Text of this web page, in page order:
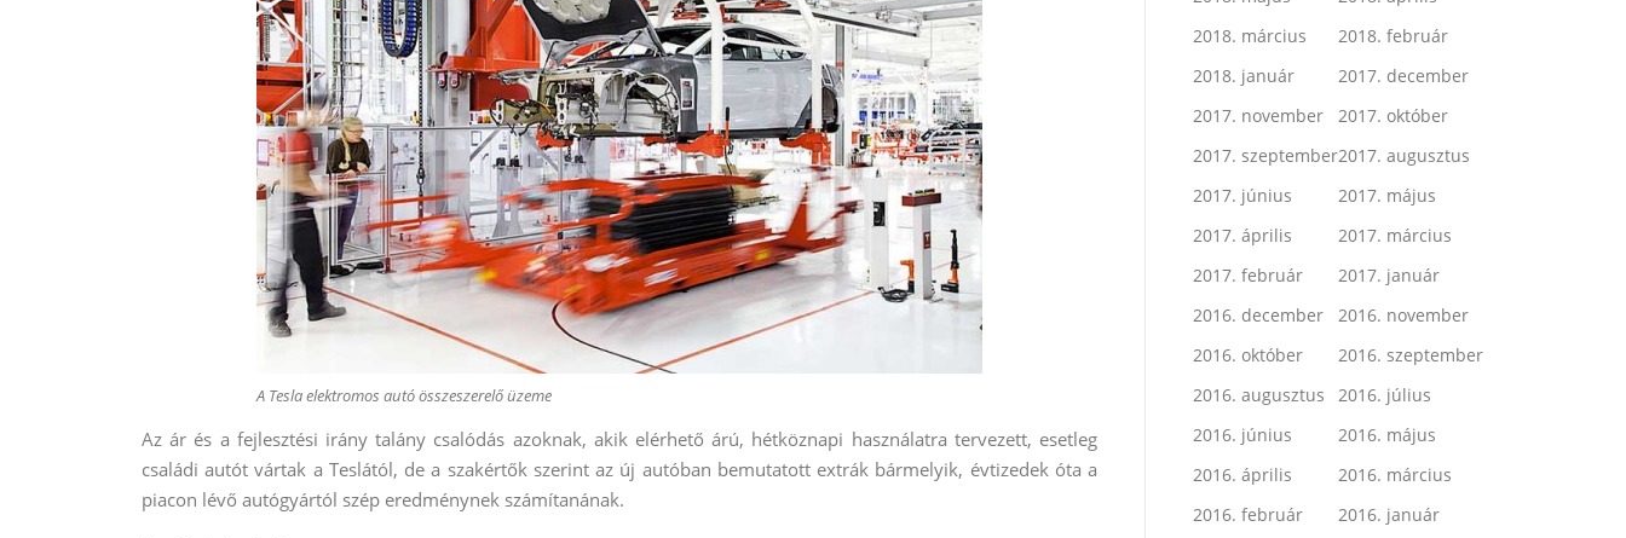
A Tesla elektromos autó összeszerelő üzeme
Az ár és a fejlesztési irány talány csalódás azoknak, akik elérhető árú, hétköznapi használatra tervezett, esetleg
családi autót vártak a Teslától, de a szakértők szerint az új autóban bemutatott extrák bármelyik, évtizedek óta a
piacon lévő autógyártól szép eredménynek számítanának.
2018. március
2018. február
2018. január
2017. december
2017. november
2017. október
2017. szeptember2017. augusztus
2017. június
2017. május
2017. április
2017. március
2017. február
2017. január
2016. december
2016. november
2016. október
2016. szeptember
2016. augusztus
2016. július
2016. június
2016. május
2016. április
2016. március
2016. február
2016. január